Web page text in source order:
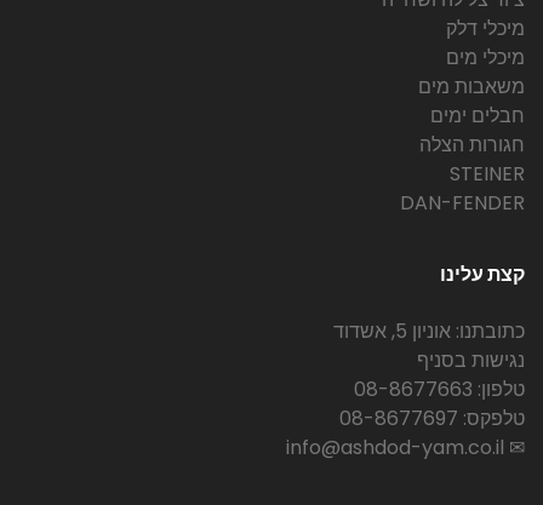
מיכלי דלק
מיכלי מים
משאבות מים
חבלים ימים
חגורות הצלה
STEINER
DAN-FENDER
קצת עלינו
כתובתנו: אוניון 5, אשדוד
נגישות בסניף
טלפון: 08-8677663
טלפקס: 08-8677697
✉ info@ashdod-yam.co.il